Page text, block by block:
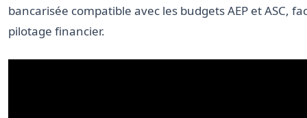
bancarisée compatible avec les budgets AEP et ASC,
pilotage financier.